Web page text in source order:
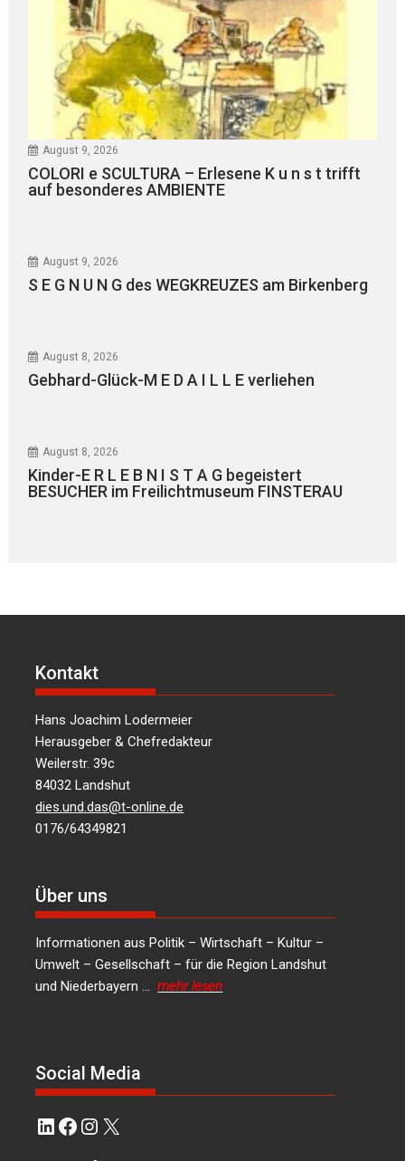
August 9, 2026
COLORI e SCULTURA – Erlesene K u n s t trifft
auf besonderes AMBIENTE
August 9, 2026
S E G N U N G des WEGKREUZES am Birkenberg
August 8, 2026
Gebhard-Glück-M E D A I L L E verliehen
August 8, 2026
Kinder-E R L E B N I S T A G begeistert
BESUCHER im Freilichtmuseum FINSTERAU
Kontakt
Hans Joachim Lodermeier
Herausgeber & Chefredakteur
Weilerstr. 39c
84032 Landshut
dies.und.das@t-online.de
0176/64349821
Über uns
Informationen aus Politik – Wirtschaft – Kultur –
Umwelt – Gesellschaft – für die Region Landshut
und Niederbayern …mehr lesen
Social Media
LinkedIn
Facebook
Instagram
X